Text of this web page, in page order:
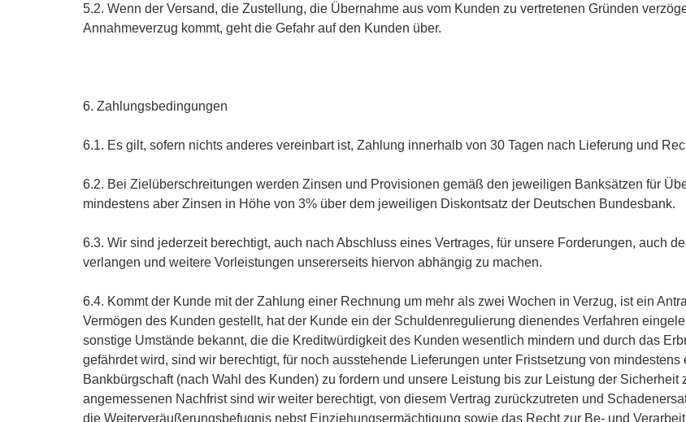
5.2. Wenn der Versand, die Zustellung, die Übernahme aus vom Kunden zu vertretenen Gründen
Annahmeverzug kommt, geht die Gefahr auf den Kunden über.
6. Zahlungsbedingungen
6.1. Es gilt, sofern nichts anderes vereinbart ist, Zahlung innerhalb von 30 Tagen nach Lieferung und
6.2. Bei Zielüberschreitungen werden Zinsen und Provisionen gemäß den jeweiligen Banksätzen für
mindestens aber Zinsen in Höhe von 3% über dem jeweiligen Diskontsatz der Deutschen Bundesbank.
6.3. Wir sind jederzeit berechtigt, auch nach Abschluss eines Vertrages, für unsere Forderungen, auch
verlangen und weitere Vorleistungen unsererseits hiervon abhängig zu machen.
6.4. Kommt der Kunde mit der Zahlung einer Rechnung um mehr als zwei Wochen in Verzug, ist ein
Vermögen des Kunden gestellt, hat der Kunde ein der Schuldenregulierung dienendes Verfahren
sonstige Umstände bekannt, die die Kreditwürdigkeit des Kunden wesentlich mindern und durch das
gefährdet wird, sind wir berechtigt, für noch ausstehende Lieferungen unter Fristsetzung von
Bankbürgschaft (nach Wahl des Kunden) zu fordern und unsere Leistung bis zur Leistung der
angemessenen Nachfrist sind wir weiter berechtigt, von diesem Vertrag zurückzutreten und
die Weiterveräußerungsbefugnis nebst Einziehungsermächtigung sowie das Recht zur Be- und